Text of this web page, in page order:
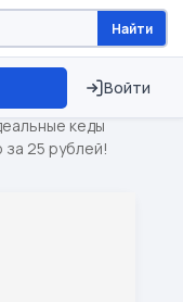
Найти
Войти
ТОЛЬКО 15 ДНЕЙ
кеды
за 25 рублей!